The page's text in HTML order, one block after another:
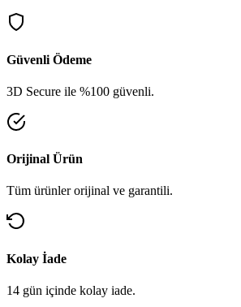
Güvenli Ödeme
3D Secure ile %100 güvenli.
Orijinal Ürün
Tüm ürünler orijinal ve garantili.
Kolay İade
14 gün içinde kolay iade.